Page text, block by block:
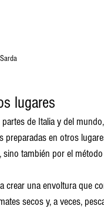
lugares
de Italia y del
en otros
también por el
crear una envoltura que
secos y, a veces,